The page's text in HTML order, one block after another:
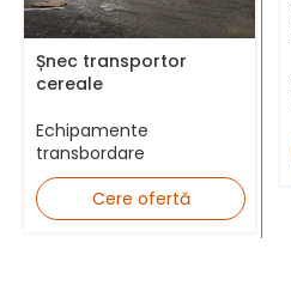
Mesaj
Șnec transportor
cereale
Echipamente
transbordare
Cere ofertă